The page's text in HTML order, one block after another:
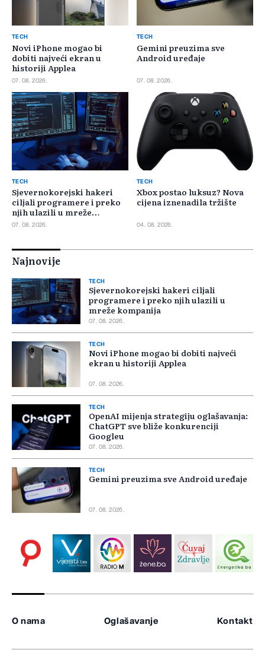
TECH
Novi iPhone mogao bi
dobiti najveći ekran u
historiji Applea
07. 08. 2026.
TECH
Gemini preuzima sve
Android uređaje
07. 08. 2026.
TECH
Sjevernokorejski hakeri
ciljali programere i preko
njih ulazili u mreže
kompanija
07. 08. 2026.
TECH
Xbox postao luksuz? Nova
cijena iznenadila tržište
04. 08. 2026.
Najnovije
TECH
Sjevernokorejski hakeri ciljali
programere i preko njih ulazili u
mreže kompanija
07. 08. 2026.
TECH
Novi iPhone mogao bi dobiti najveći
ekran u historiji Applea
07. 08. 2026.
TECH
OpenAI mijenja strategiju oglašavanja:
ChatGPT sve bliže konkurenciji
Googleu
07. 08. 2026.
TECH
Gemini preuzima sve Android uređaje
07. 08. 2026.
O nama Oglašavanje Kontakt